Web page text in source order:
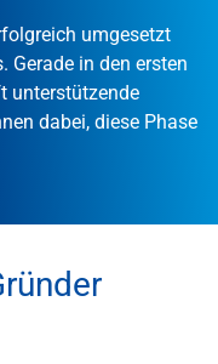
umgesetzt
Gerade in den ersten
unterstützende
dabei, diese Phase